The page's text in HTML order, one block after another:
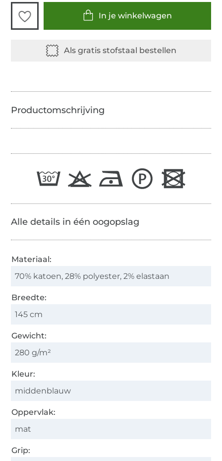
In je winkelwagen
Alle details in één oogopslag
Materiaal:
70% katoen, 28% polyester, 2% elastaan
Breedte:
145 cm
Gewicht:
280 g/m²
Kleur:
middenblauw
Oppervlak:
mat
Grip: